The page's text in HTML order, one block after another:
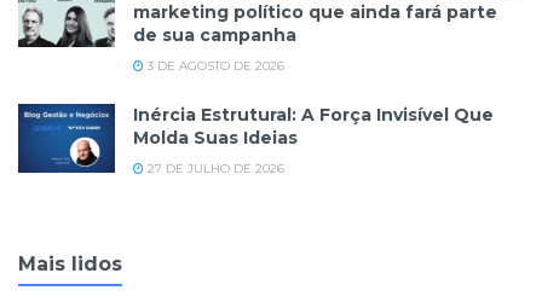
marketing político que ainda fará parte
de sua campanha
3 DE AGOSTO DE 2026
Inércia Estrutural: A Força Invisível Que
Molda Suas Ideias
27 DE JULHO DE 2026
Mais lidos